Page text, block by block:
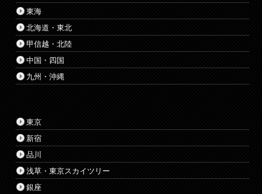
東海
北海道・東北
甲信越・北陸
中国・四国
九州・沖縄
東京
新宿
品川
浅草・東京スカイツリー
銀座